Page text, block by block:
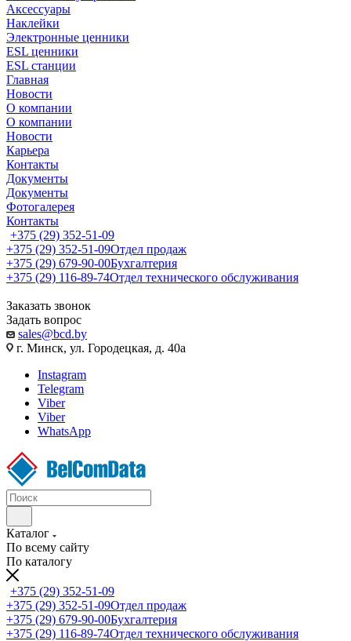
Аксессуары
Наклейки
Электронные ценники
ESL ценники
ESL станции
Главная
Новости
О компании
О компании
Новости
Карьера
Контакты
Документы
Документы
Фотогалерея
Контакты
+375 (29) 352-51-09
+375 (29) 352-51-09Отдел продаж
+375 (29) 679-90-00Бухгалтерия
+375 (29) 116-89-74Отдел технического обслуживания
Заказать звонок
Задать вопрос
sales@bcd.by
г. Минск, ул. Городецкая, д. 40а
Instagram
Telegram
Viber
Viber
WhatsApp
Каталог
По всему сайту
По каталогу
+375 (29) 352-51-09
+375 (29) 352-51-09Отдел продаж
+375 (29) 679-90-00Бухгалтерия
+375 (29) 116-89-74Отдел технического обслуживания